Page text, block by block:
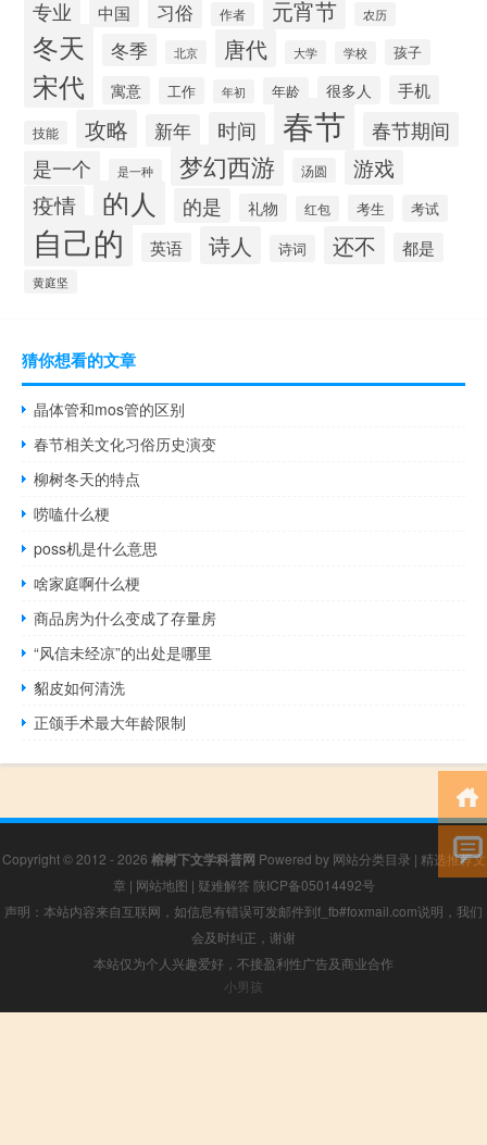
专业 中国 习俗 作者 元宵节 农历
冬天 冬季 北京 唐代 大学 学校 孩子
宋代 寓意 工作 年初 年龄 很多人 手机
技能 攻略 新年 时间 春节 春节期间
是一个 是一种 梦幻西游 汤圆 游戏
疫情 的人 的是 礼物 红包 考生 考试
自己的 英语 诗人 诗词 还不 都是
黄庭坚
猜你想看的文章
晶体管和mos管的区别
春节相关文化习俗历史演变
柳树冬天的特点
唠嗑什么梗
poss机是什么意思
啥家庭啊什么梗
商品房为什么变成了存量房
“风信未经凉”的出处是哪里
貂皮如何清洗
正颌手术最大年龄限制
Copyright © 2012 - 2026 榕树下文学科普网 Powered by 网站分类目录 | 精选推荐文
章 | 网站地图 | 疑难解答 陕ICP备05014492号
声明：本站内容来自互联网，如信息有错误可发邮件到f_fb#foxmail.com说明，我们
会及时纠正，谢谢
本站仅为个人兴趣爱好，不接盈利性广告及商业合作
小男孩